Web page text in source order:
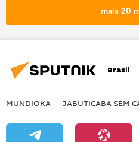
Atlântico Sul
mais 20
Brasil
MUNDIOKA JABUTICABA SEM